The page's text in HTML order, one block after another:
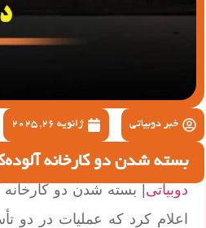
خبر دوبیاتی ژانویه 26, 2025
بسته شدن دو کارخانه
دوبیاتی
اعلام کرد که عملیات در